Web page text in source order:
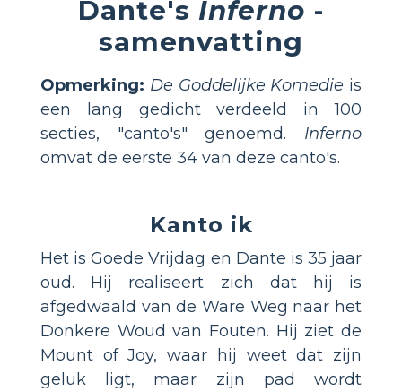
Dante's Inferno -
samenvatting
Opmerking: De Goddelijke Komedie is
een lang gedicht verdeeld in 100
secties, "canto's" genoemd. Inferno
omvat de eerste 34 van deze canto's.
Kanto ik
Het is Goede Vrijdag en Dante is 35 jaar
oud. Hij realiseert zich dat hij is
afgedwaald van de Ware Weg naar het
Donkere Woud van Fouten. Hij ziet de
Mount of Joy, waar hij weet dat zijn
geluk ligt, maar zijn pad wordt